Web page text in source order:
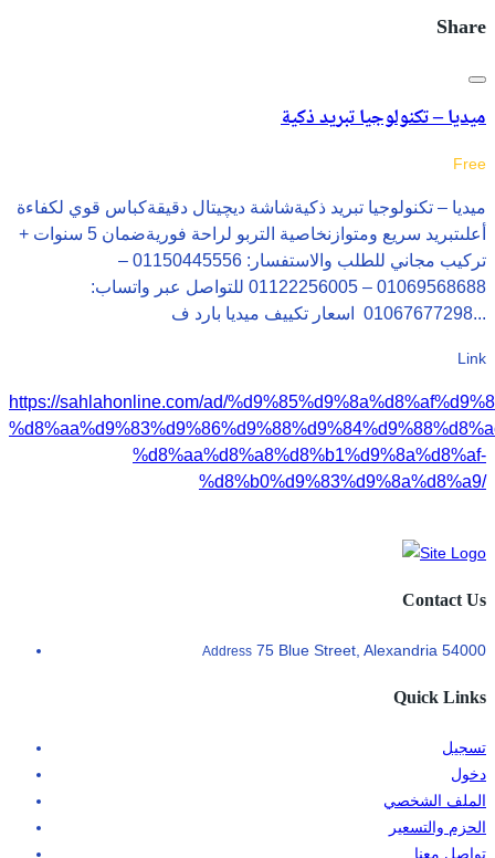
Share
ميديا – تكنولوجيا تبريد ذكية
Free
ميديا – تكنولوجيا تبريد ذكيةشاشة ديچيتال دقيقةكباس قوي لكفاءة
أعلىتبريد سريع ومتوازنخاصية التربو لراحة فوريةضمان 5 سنوات +
تركيب مجاني للطلب والاستفسار: 01150445556 –
01069568688 – 01122256005 للتواصل عبر واتساب:
01067677298 اسعار تكييف ميديا بارد ف...
Link
https://sahlahonline.com/ad/
%d8%aa%d8%a8%d8%b1%d9%8a%d8%af-
%d8%b0%d9%83%d9%8a%d8%a9/
Contact Us
Address 75 Blue Street, Alexandria 54000
Quick Links
تسجيل
دخول
الملف الشخصي
الحزم والتسعير
تواصل معنا